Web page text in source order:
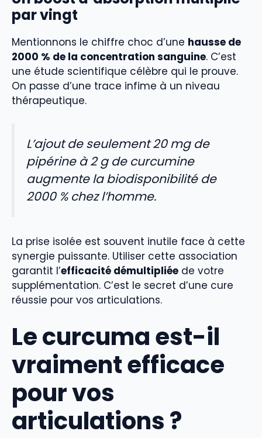
par vingt
Mentionnons le chiffre choc d’une hausse de
2000 % de la concentration sanguine. C’est
une étude scientifique célèbre qui le prouve.
On passe d’une trace infime à un niveau
thérapeutique.
L’ajout de seulement 20 mg de
pipérine à 2 g de curcumine
augmente la biodisponibilité de
2000 % chez l’homme.
La prise isolée est souvent inutile face à cette
synergie puissante. Utiliser cette association
garantit l’efficacité démultipliée de votre
supplémentation. C’est le secret d’une cure
réussie pour vos articulations.
Le curcuma est-il
vraiment efficace
pour vos
articulations ?